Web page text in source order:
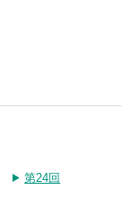
第24回